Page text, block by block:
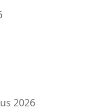
2026